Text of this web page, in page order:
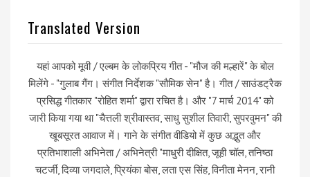
Translated Version
यहां आपको मूवी / एल्बम के लोकप्रिय गीत - "मौज की मल्हारें" के बोल
मिलेंगे - "गुलाब गैंग। संगीत निर्देशक "सौमिक सेन" है। गीत / साउंडट्रैक
प्रसिद्ध गीतकार "रोहित शर्मा" द्वारा रचित है। और "7 मार्च 2014" को
जारी किया गया था "चैत्तली श्रीवास्तव, साधु सुशील तिवारी, सुपरवुमन" की
खूबसूरत आवाज में। गाने के संगीत वीडियो में कुछ अद्भुत और
प्रतिभाशाली अभिनेता / अभिनेत्री "माधुरी दीक्षित, जूही चॉल, तनिष्ठा
चटर्जी, दिव्या जगदाले, प्रियंका बोस, लता एस सिंह, विनीता मेनन, रानी